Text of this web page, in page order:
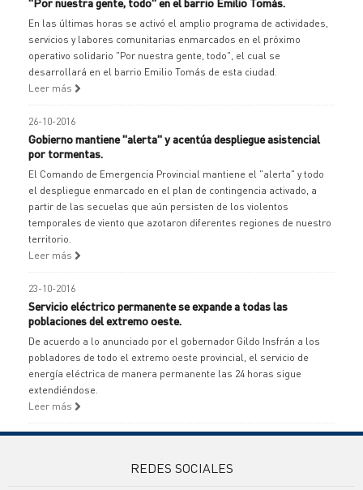
En las últimas horas se activó el amplio programa de actividades,
servicios y labores comunitarias enmarcados en el próximo
operativo solidario "Por nuestra gente, todo", el cual se
desarrollará en el barrio Emilio Tomás de esta ciudad.
Leer más
26-10-2016
Gobierno mantiene "alerta" y acentúa despliegue asistencial
por tormentas.
El Comando de Emergencia Provincial mantiene el "alerta" y todo
el despliegue enmarcado en el plan de contingencia activado, a
partir de las secuelas que aún persisten de los violentos
temporales de viento que azotaron diferentes regiones de nuestro
territorio.
Leer más
23-10-2016
Servicio eléctrico permanente se expande a todas las
poblaciones del extremo oeste.
De acuerdo a lo anunciado por el gobernador Gildo Insfrán a los
pobladores de todo el extremo oeste provincial, el servicio de
energía eléctrica de manera permanente las 24 horas sigue
extendiéndose.
Leer más
REDES SOCIALES